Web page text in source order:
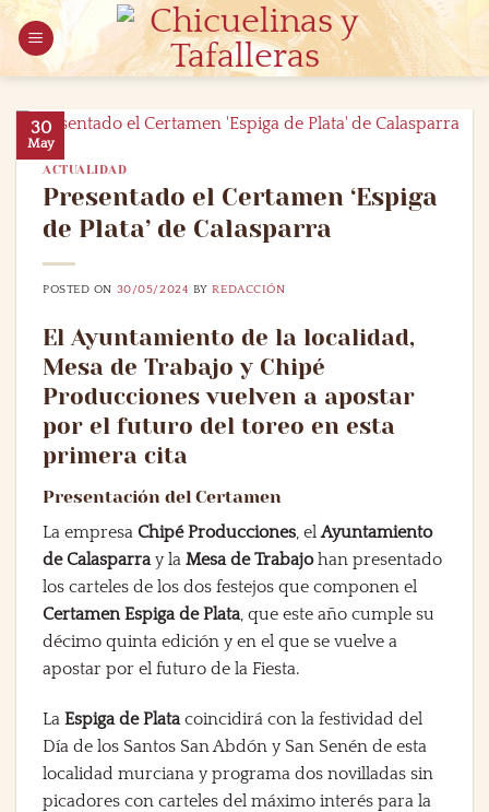
Saltar
contenido
30
May
ACTUALIDAD
Presentado el Certamen ‘Espiga
de Plata’ de Calasparra
POSTED ON 30/05/2024 BYREDACCIÓN
El Ayuntamiento de la localidad,
Mesa de Trabajo y Chipé
Producciones vuelven a apostar
por el futuro del toreo en esta
primera cita
Presentación del Certamen
La empresa Chipé Producciones, elAyuntamiento
de Calasparray la Mesa de Trabajohan presentado
los carteles de los dos festejos que componen el
Certamen Espiga de Plata, que este año cumple su
décimo quinta edición y en el que se vuelve a
apostar por el futuro de la Fiesta.
La Espiga de Platacoincidirá con la festividad del
Día de los Santos San Abdón y San Senén de esta
localidad murciana y programa dos novilladas sin
picadores con carteles del máximo interés para la